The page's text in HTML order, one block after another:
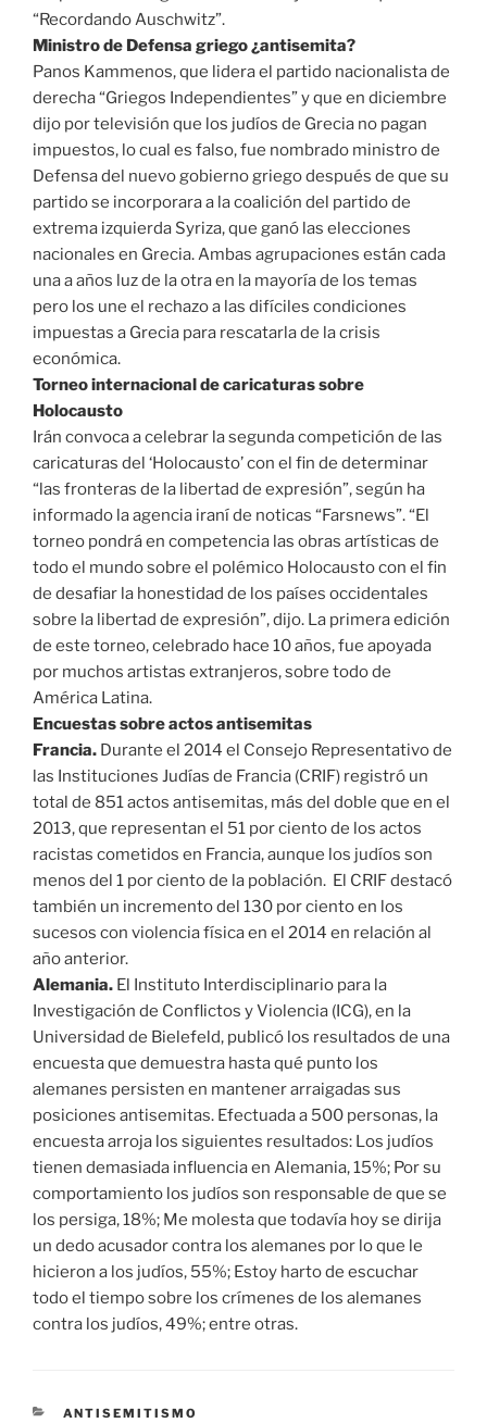
“Recordando Auschwitz”.
Ministro de Defensa griego ¿antisemita?
Panos Kammenos, que lidera el partido nacionalista de
derecha “Griegos Independientes” y que en diciembre
dijo por televisión que los judíos de Grecia no pagan
impuestos, lo cual es falso, fue nombrado ministro de
Defensa del nuevo gobierno griego después de que su
partido se incorporara a la coalición del partido de
extrema izquierda Syriza, que ganó las elecciones
nacionales en Grecia. Ambas agrupaciones están cada
una a años luz de la otra en la mayoría de los temas
pero los une el rechazo a las difíciles condiciones
impuestas a Grecia para rescatarla de la crisis
económica.
Torneo internacional de caricaturas sobre
Holocausto
Irán convoca a celebrar la segunda competición de las
caricaturas del ‘Holocausto’ con el fin de determinar
“las fronteras de la libertad de expresión”, según ha
informado la agencia iraní de noticas “Farsnews”. “El
torneo pondrá en competencia las obras artísticas de
todo el mundo sobre el polémico Holocausto con el fin
de desafiar la honestidad de los países occidentales
sobre la libertad de expresión”, dijo. La primera edición
de este torneo, celebrado hace 10 años, fue apoyada
por muchos artistas extranjeros, sobre todo de
América Latina.
Encuestas sobre actos antisemitas
Francia. Durante el 2014 el Consejo Representativo de
las Instituciones Judías de Francia (CRIF) registró un
total de 851 actos antisemitas, más del doble que en el
2013, que representan el 51 por ciento de los actos
racistas cometidos en Francia, aunque los judíos son
menos del 1 por ciento de la población. El CRIF destacó
también un incremento del 130 por ciento en los
sucesos con violencia física en el 2014 en relación al
año anterior.
Alemania. El Instituto Interdisciplinario para la
Investigación de Conflictos y Violencia (ICG), en la
Universidad de Bielefeld, publicó los resultados de una
encuesta que demuestra hasta qué punto los
alemanes persisten en mantener arraigadas sus
posiciones antisemitas. Efectuada a 500 personas, la
encuesta arroja los siguientes resultados: Los judíos
tienen demasiada influencia en Alemania, 15%; Por su
comportamiento los judíos son responsable de que se
los persiga, 18%; Me molesta que todavía hoy se dirija
un dedo acusador contra los alemanes por lo que le
hicieron a los judíos, 55%; Estoy harto de escuchar
todo el tiempo sobre los crímenes de los alemanes
contra los judíos, 49%; entre otras.
CATEGORÍAS
ANTISEMITISMO